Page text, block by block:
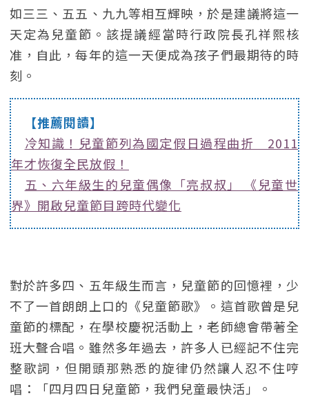
如三三、五五、九九等相互輝映，於是建議將這一
天定為兒童節。該提議經當時行政院長孔祥熙核
准，自此，每年的這一天便成為孩子們最期待的時
刻。
【推薦閱讀】
冷知識！兒童節列為國定假日過程曲折 2011
年才恢復全民放假！
五、六年級生的兒童偶像「亮叔叔」 《兒童世
界》開啟兒童節目跨時代變化
對於許多四、五年級生而言，兒童節的回憶裡，少
不了一首朗朗上口的《兒童節歌》。這首歌曾是兒
童節的標配，在學校慶祝活動上，老師總會帶著全
班大聲合唱。雖然多年過去，許多人已經記不住完
整歌詞，但開頭那熟悉的旋律仍然讓人忍不住哼
唱：「四月四日兒童節，我們兒童最快活」。